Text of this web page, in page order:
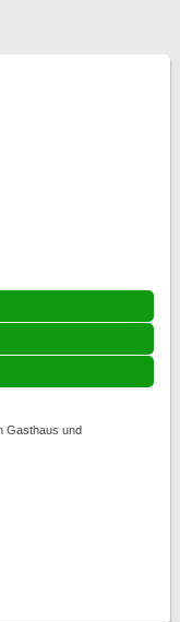
Gasthaus und